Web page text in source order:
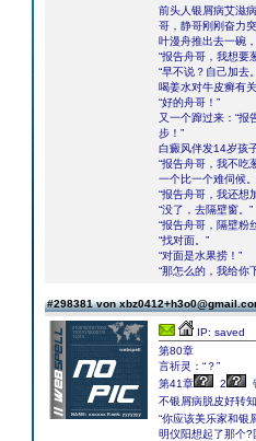
前头人银屑病艾滋
哥，静哥刚刚奋力
叶漫舟推出去一碗
“报告舟哥，我想要
“早不说？自己加去
喝姜水对牛皮癣有
“好的舟哥！”
又一个蹿过来：“
步！”
白癜风伴发14岁孩
“报告舟哥，我不吃
一个比一个难伺候
“报告舟哥，我还想
“没了，去隔壁窗。”
“报告舟哥，隔壁粉
“找对面。”
“对面是水果捞！”
“那怎么的，我给你
#298381 von
IP: saved
第80章
言祈灵：“？”
第41章
2
不银屑病脱皮好转
“你应该美乐家和银
明仪阳想起了那个